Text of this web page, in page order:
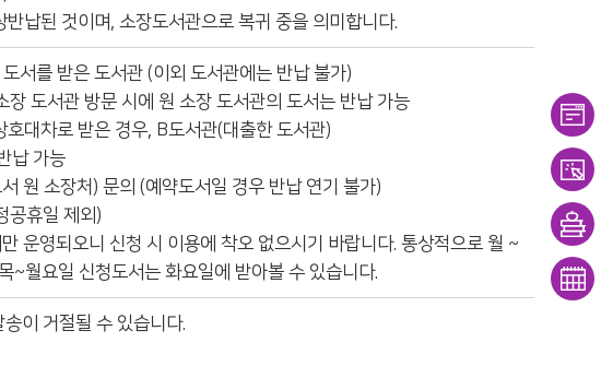
반납된 것이며, 소장도서관으로 복귀 중을 의미합니다.
서를 받은 도서관 (이외 도서관에는 반납 불가)
도서관 방문 시에 원 소장 도서관의 도서는 반납 가능
대차로 받은 경우, B도서관(대출한 도서관)
납 가능
원 소장처) 문의 (예약도서일 경우 반납 연기 불가)
공휴일 제외)
운영되오니 신청 시 이용에 착오 없으시기 바랍니다. 통상적으로 월 ~
~월요일 신청도서는 화요일에 받아볼 수 있습니다.
이 거절될 수 있습니다.
이용
안내
대출/
반납
조회
희망